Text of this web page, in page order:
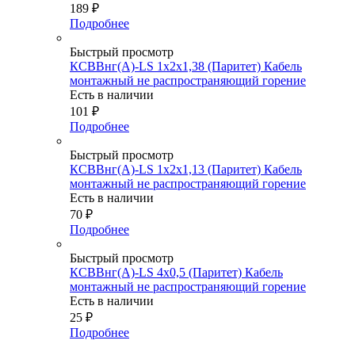
189 ₽
Подробнее
Быстрый просмотр
КСВВнг(А)-LS 1х2х1,38 (Паритет) Кабель
монтажный не распространяющий горение
Есть в наличии
101 ₽
Подробнее
Быстрый просмотр
КСВВнг(А)-LS 1х2х1,13 (Паритет) Кабель
монтажный не распространяющий горение
Есть в наличии
70 ₽
Подробнее
Быстрый просмотр
КСВВнг(А)-LS 4х0,5 (Паритет) Кабель
монтажный не распространяющий горение
Есть в наличии
25 ₽
Подробнее